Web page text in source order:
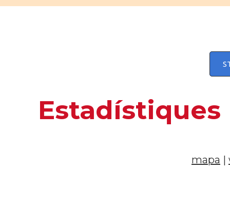
Estadístiques
mapa |